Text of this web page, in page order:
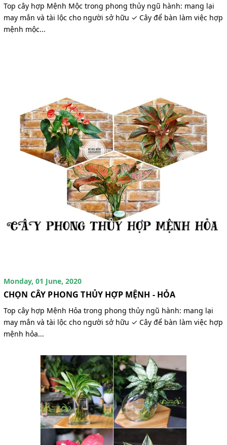
Top cây hợp Mệnh Mộc trong phong thủy ngũ hành: mang lại
may mắn và tài lộc cho người sở hữu ✓ Cây để bàn làm việc hợp
mệnh mộc...
Monday, 01 June, 2020
CHỌN CÂY PHONG THỦY HỢP MỆNH - HỎA
Top cây hợp Mệnh Hỏa trong phong thủy ngũ hành: mang lại
may mắn và tài lộc cho người sở hữu ✓ Cây để bàn làm việc hợp
mệnh hỏa...